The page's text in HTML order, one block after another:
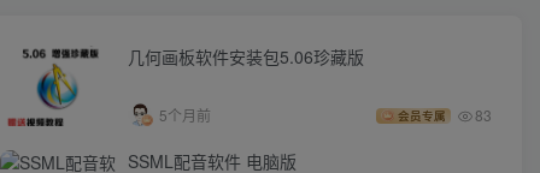
几何画板软件安装包5.06珍藏版
5个月前 会员专属 83
SSML配音软件 电脑版